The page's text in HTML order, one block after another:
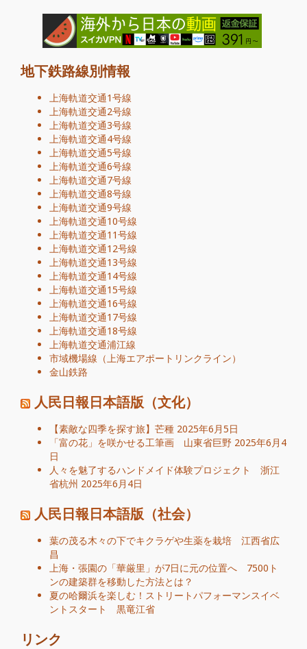
地下鉄路線別情報
上海軌道交通1号線
上海軌道交通2号線
上海軌道交通3号線
上海軌道交通4号線
上海軌道交通5号線
上海軌道交通6号線
上海軌道交通7号線
上海軌道交通8号線
上海軌道交通9号線
上海軌道交通10号線
上海軌道交通11号線
上海軌道交通12号線
上海軌道交通13号線
上海軌道交通14号線
上海軌道交通15号線
上海軌道交通16号線
上海軌道交通17号線
上海軌道交通18号線
上海軌道交通浦江線
市域機場線（上海エアポートリンクライン）
金山鉄路
人民日報日本語版（文化）
【素敵な四季を探す旅】芒種 2025年6月5日
「富の花」を咲かせる工筆画 山東省巨野 2025年6月4
日
人々を魅了するハンドメイド体験プロジェクト 浙江
省杭州 2025年6月4日
人民日報日本語版（社会）
葉の茂る木々の下でキクラゲや生薬を栽培 江西省広
昌
上海・張園の「華厳里」が7日に元の位置へ 7500ト
ンの建築群を移動した方法とは？
夏の哈爾浜を楽しむ！ストリートパフォーマンスイベ
ントスタート 黒竜江省
リンク